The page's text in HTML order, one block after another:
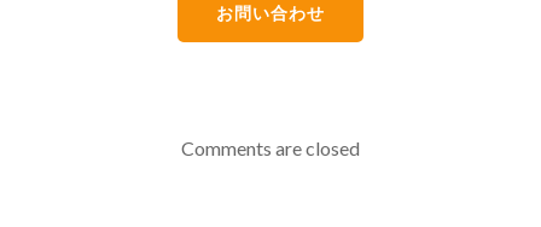
お問い合わせ
Comments are closed